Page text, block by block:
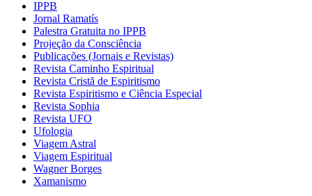
IPPB
Jornal Ramatís
Palestra Gratuita no IPPB
Projeção da Consciência
Publicações (Jornais e Revistas)
Revista Caminho Espiritual
Revista Cristã de Espiritismo
Revista Espiritismo e Ciência Especial
Revista Sophia
Revista UFO
Ufologia
Viagem Astral
Viagem Espiritual
Wagner Borges
Xamanismo